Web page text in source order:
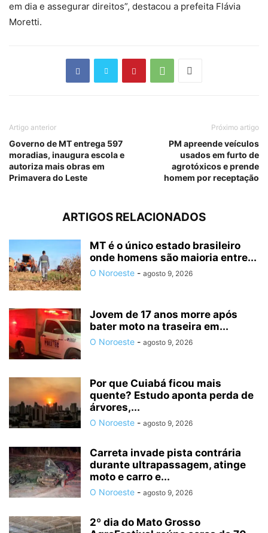
em dia e assegurar direitos”, destacou a prefeita Flávia
Moretti.
Artigo anterior
Governo de MT entrega 597
moradias, inaugura escola e
autoriza mais obras em
Primavera do Leste
Próximo artigo
PM apreende veículos
usados em furto de
agrotóxicos e prende
homem por receptação
ARTIGOS RELACIONADOS
MT é o único estado brasileiro
onde homens são maioria entre...
O Noroeste - agosto 9, 2026
Jovem de 17 anos morre após
bater moto na traseira em...
O Noroeste - agosto 9, 2026
Por que Cuiabá ficou mais
quente? Estudo aponta perda de
árvores,...
O Noroeste - agosto 9, 2026
Carreta invade pista contrária
durante ultrapassagem, atinge
moto e carro e...
O Noroeste - agosto 9, 2026
2º dia do Mato Grosso